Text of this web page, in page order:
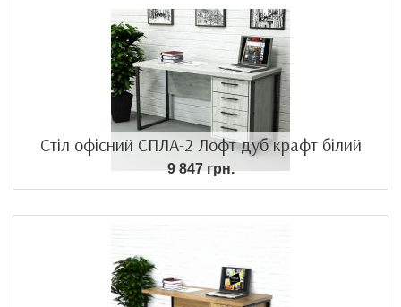
Стіл офісний СПЛА-2 Лофт дуб крафт білий
9 847 грн.